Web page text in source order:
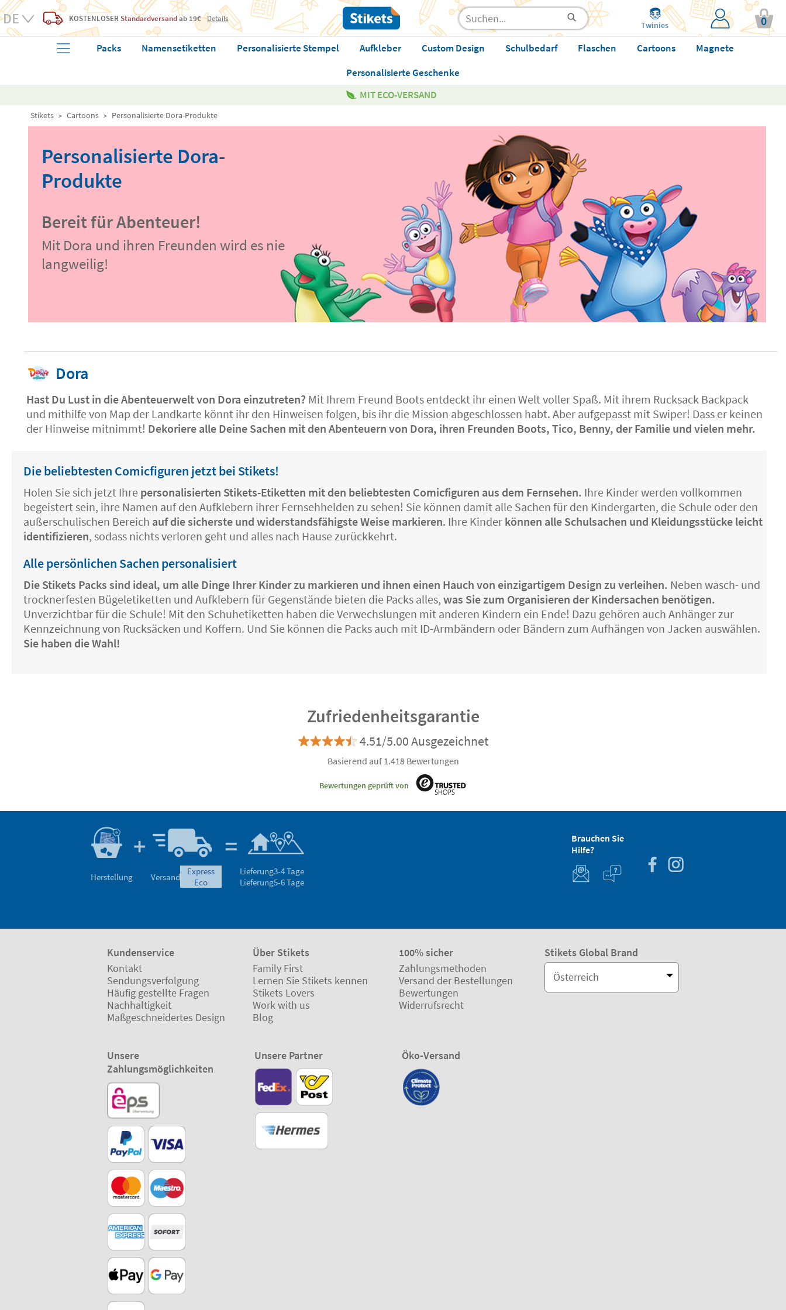
KOSTENLOSER Standardversandab 19€ Details
Twinies 0
Packs Namensetiketten Personalisierte Stempel Aufkleber Custom Design Schulbedarf Flaschen Cartoons
Magnete
Personalisierte Geschenke
MIT ECO-VERSAND
Stikets Cartoons Personalisierte Dora-Produkte
Personalisierte Dora-
Produkte
Bereit für Abenteuer!
Mit Dora und ihren Freunden wird es nie
langweilig!
Dora
Hast Du Lust in die Abenteuerwelt von Dora einzutreten? Mit Ihrem Freund Boots entdeckt ihr einen Welt voller Spaß. Mit ihrem Rucksack Backpack
und mithilfe von Map der Landkarte könnt ihr den Hinweisen folgen, bis ihr die Mission abgeschlossen habt. Aber aufgepasst mit Swiper! Dass er keinen
der Hinweise mitnimmt! Dekoriere alle Deine Sachen mit den Abenteuern von Dora, ihren Freunden Boots, Tico, Benny, der Familie und vielen mehr.
Die beliebtesten Comicfiguren jetzt bei Stikets!
Holen Sie sich jetzt Ihre personalisierten Stikets-Etiketten mit den beliebtesten Comicfiguren aus dem Fernsehen. Ihre Kinder werden vollkommen
begeistert sein, ihre Namen auf den Aufklebern ihrer Fernsehhelden zu sehen! Sie können damit alle Sachen für den Kindergarten, die Schule oder den
außerschulischen Bereich auf die sicherste und widerstandsfähigste Weise markieren. Ihre Kinder können alle Schulsachen und Kleidungsstücke leicht
identifizieren, sodass nichts verloren geht und alles nach Hause zurückkehrt.
Alle persönlichen Sachen personalisiert
Die Stikets Packs sind ideal, um alle Dinge Ihrer Kinder zu markieren und ihnen einen Hauch von einzigartigem Design zu verleihen. Neben wasch- und
trocknerfesten Bügeletiketten und Aufklebern für Gegenstände bieten die Packs alles, was Sie zum Organisieren der Kindersachen benötigen.
Unverzichtbar für die Schule! Mit den Schuhetiketten haben die Verwechslungen mit anderen Kindern ein Ende! Dazu gehören auch Anhänger zur
Kennzeichnung von Rucksäcken und Koffern. Und Sie können die Packs auch mit ID-Armbändern oder Bändern zum Aufhängen von Jacken auswählen.
Sie haben die Wahl!
Zufriedenheitsgarantie
4.51/5.00 Ausgezeichnet
Basierend auf 1.418 Bewertungen
Bewertungen geprüft von
Herstellung Versand
express
eco
Lieferung3-4 Tage
Lieferung5-6 Tage
Brauchen Sie
Hilfe?
Kundenservice
Kontakt
Sendungsverfolgung
Häufig gestellte Fragen
Nachhaltigkeit
Maßgeschneidertes Design
Über Stikets
Family First
Lernen Sie Stikets kennen
Stikets Lovers
Work with us
Blog
100% sicher
Zahlungsmethoden
Versand der Bestellungen
Bewertungen
Widerrufsrecht
Stikets Global Brand
Österreich
Unsere
Zahlungsmöglichkeiten
Unsere Partner Öko-Versand